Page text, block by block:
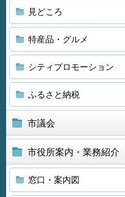
見どころ
特産品・グルメ
シティプロモーション
ふるさと納税
市議会
市役所案内・業務紹介
窓口・案内図